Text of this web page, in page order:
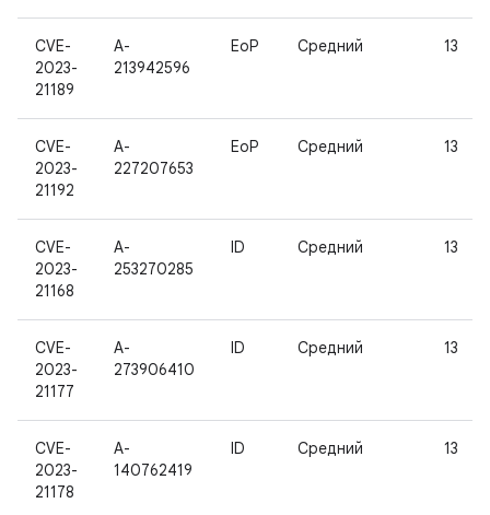
CVE-
2023-
21189
A-
213942596
EoP Средний 13
CVE-
2023-
21192
A-
227207653
EoP Средний 13
CVE-
2023-
21168
A-
253270285
ID Средний 13
CVE-
2023-
21177
A-
273906410
ID Средний 13
CVE-
2023-
21178
A-
140762419
ID Средний 13